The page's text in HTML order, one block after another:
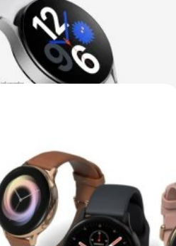
ฤดูร้อน (มิถุนายน - กันยายน) นี้
days ago
รวจจับสัญญาณโควิด-19!
งานว่า Samsung ได้ติดตั้งตัววัด
ใน Galaxy Watch 5 ซึ่งจะช่วย
มารถใช้วัดอุณหภูมิและตรวจจับ
ได้